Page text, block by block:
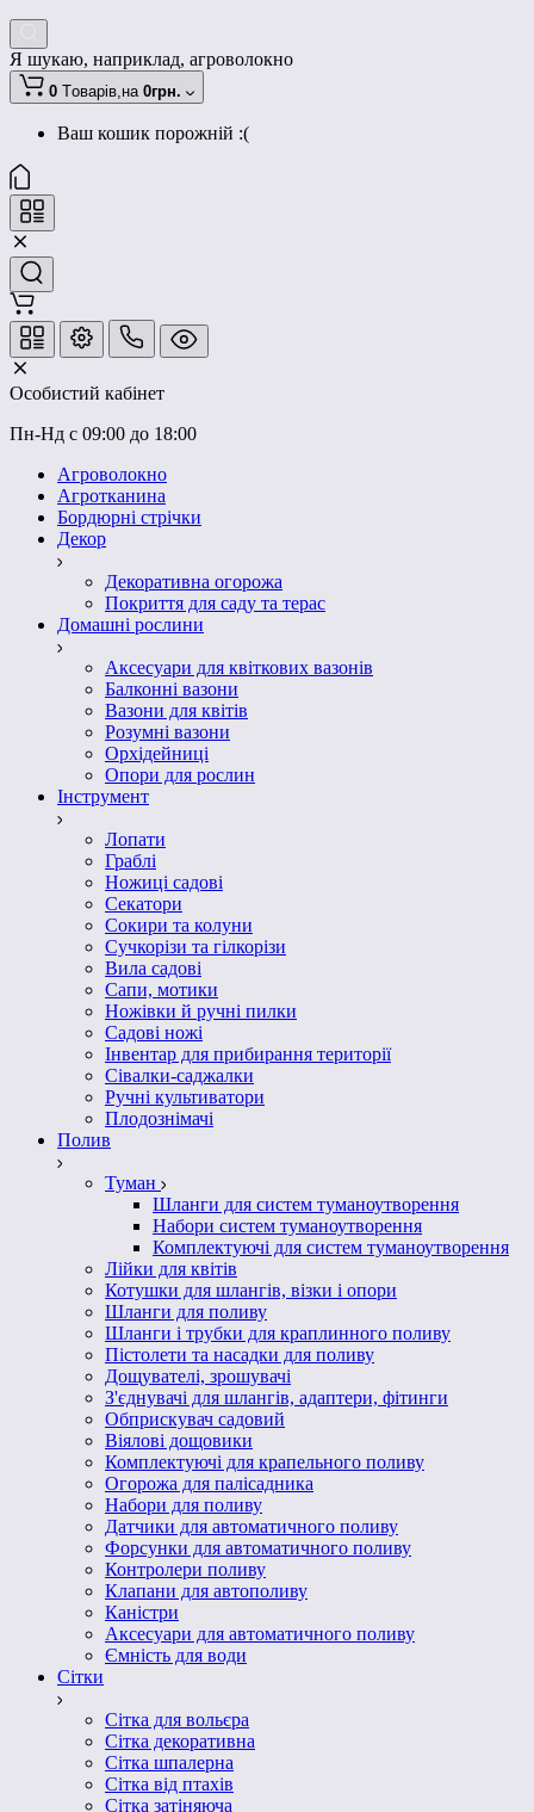
Я шукаю, наприклад, агроволокно
0 Tоварів,на 0грн.
Ваш кошик порожній :(
Особистий кабінет
Пн-Нд с 09:00 до 18:00
Агроволокно
Агротканина
Бордюрні стрічки
Декор
Декоративна огорожа
Покриття для саду та терас
Домашні рослини
Аксесуари для квіткових вазонів
Балконні вазони
Вазони для квітів
Розумні вазони
Орхідейниці
Опори для рослин
Інструмент
Лопати
Граблі
Ножиці садові
Секатори
Сокири та колуни
Сучкорізи та гілкорізи
Вила садові
Сапи, мотики
Ножівки й ручні пилки
Садові ножі
Інвентар для прибирання території
Сівалки-саджалки
Ручні культиватори
Плодознімачі
Полив
Туман
Шланги для систем туманоутворення
Набори систем туманоутворення
Комплектуючі для систем туманоутворення
Лійки для квітів
Котушки для шлангів, візки і опори
Шланги для поливу
Шланги і трубки для краплинного поливу
Пістолети та насадки для поливу
Дощувателі, зрошувачі
З'єднувачі для шлангів, адаптери, фітинги
Обприскувач садовий
Віялові дощовики
Комплектуючі для крапельного поливу
Огорожа для палісадника
Набори для поливу
Датчики для автоматичного поливу
Форсунки для автоматичного поливу
Контролери поливу
Клапани для автополиву
Каністри
Аксесуари для автоматичного поливу
Ємність для води
Сітки
Сітка для вольєра
Сітка декоративна
Сітка шпалерна
Сітка від птахів
Сітка затіняюча